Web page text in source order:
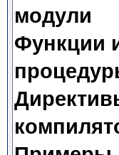
модули
Функции